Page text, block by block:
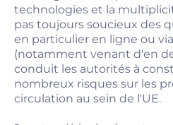
technologies et la
pas toujours soucieux des
en particulier en ligne ou
(notamment venant d'en
conduit les autorités à
nombreux risques sur les
circulation au sein de l'UE.